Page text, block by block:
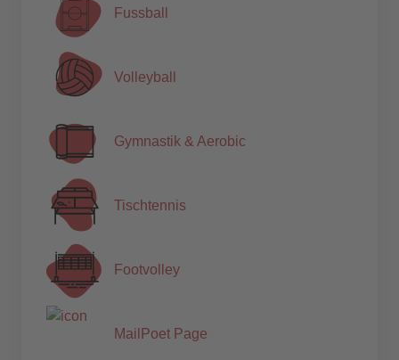
Fussball
Volleyball
Gymnastik & Aerobic
Tischtennis
Footvolley
MailPoet Page